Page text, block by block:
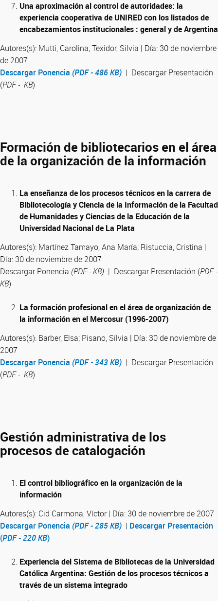
Una aproximación al control de autoridades: la
experiencia cooperativa de UNIRED con los listados de
encabezamientos institucionales : general y de Argentina
Autores(s): Mutti, Carolina; Texidor, Silvia | Día: 30 de noviembre
de 2007
Descargar Ponencia (PDF - 486 KB) | Descargar Presentación
(PDF - KB)
Formación de bibliotecarios en el área
de la organización de la información
La enseñanza de los procesos técnicos en la carrera de
Bibliotecología y Ciencia de la Información de la Facultad
de Humanidades y Ciencias de la Educación de la
Universidad Nacional de La Plata
Autores(s): Martínez Tamayo, Ana María; Ristuccia, Cristina |
Día: 30 de noviembre de 2007
Descargar Ponencia (PDF - KB) | Descargar Presentación (PDF -
KB)
La formación profesional en el área de organización de
la información en el Mercosur (1996-2007)
Autores(s): Barber, Elsa; Pisano, Silvia | Día: 30 de noviembre de
2007
Descargar Ponencia (PDF - 343 KB) | Descargar Presentación
(PDF - KB)
Gestión administrativa de los
procesos de catalogación
El control bibliográfico en la organización de la
información
Autores(s): Cid Carmona, Víctor | Día: 30 de noviembre de 2007
Descargar Ponencia (PDF - 285 KB) | Descargar Presentación
(PDF - 220 KB)
Experiencia del Sistema de Bibliotecas de la Universidad
Católica Argentina: Gestión de los procesos técnicos a
través de un sistema integrado